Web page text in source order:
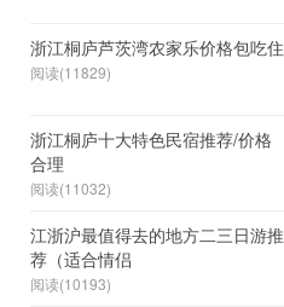
浙江桐庐芦茨湾农家乐价格包吃住
阅读(11829)
浙江桐庐十大特色民宿推荐/价格
合理
阅读(11032)
江浙沪最值得去的地方二三日游推
荐（适合情侣
阅读(10193)